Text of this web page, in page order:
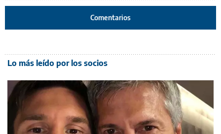
Comentarios
Lo más leído por los socios